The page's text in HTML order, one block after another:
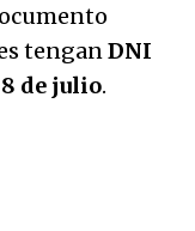
tengan DNI
de julio.